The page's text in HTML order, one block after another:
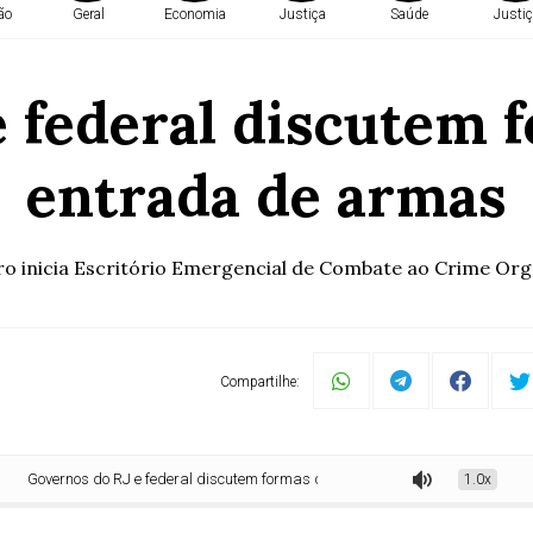
Geral Economia Justiça Saúde
federal discutem
entrada de armas
inicia Escritório Emergencial de Combate ao Crime
Compartilhe:
do RJ e federal discutem formas de reduzir entrada de armas 1.0x